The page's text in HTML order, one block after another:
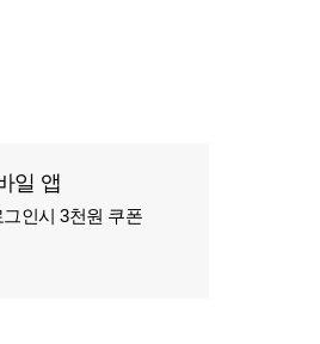
일 앱
인시 3천원 쿠폰